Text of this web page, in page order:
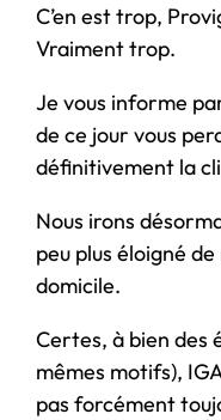
C’en est trop,
Vraiment trop.
Je vous informe
de ce jour vous
définitivement la
Nous irons
peu plus éloigné
domicile.
Certes, à bien des
mêmes motifs),
pas forcément